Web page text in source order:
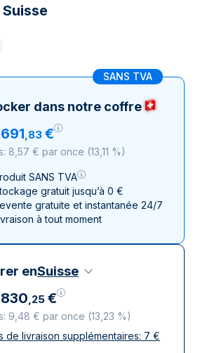
SANS TVA
dans notre coffre
691,83 €
8,57 € par once (13,11 %)
SANS TVA
gratuit jusqu’à 0 €
gratuite et instantanée 24/7
à tout moment
enSuisse
830,25 €
9,48 € par once (13,23 %)
taxes comprises
de livraison supplémentaires: 7 €